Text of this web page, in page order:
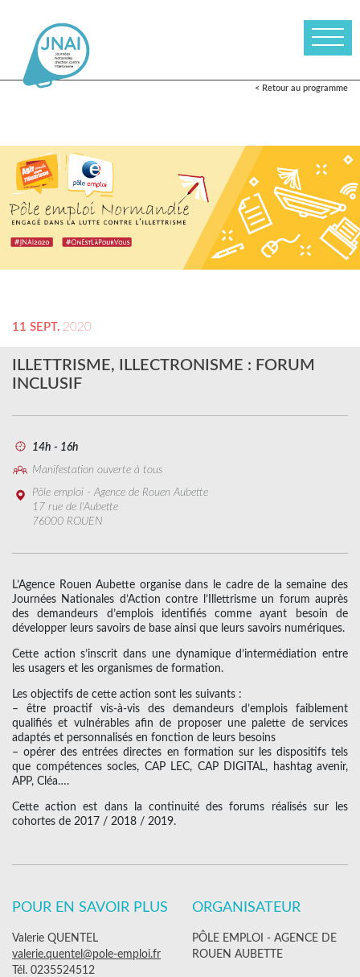
< Retour au programme
11 SEPT. 2020
ILLETTRISME, ILLECTRONISME : FORUM
INCLUSIF
14h - 16h
Manifestation ouverte à tous
Pôle emploi - Agence de Rouen Aubette
17 rue de l'Aubette
76000 ROUEN
L’Agence Rouen Aubette organise dans le cadre de la semaine des
Journées Nationales d’Action contre l’Illettrisme un forum auprès
des demandeurs d’emplois identifiés comme ayant besoin de
développer leurs savoirs de base ainsi que leurs savoirs numériques.
Cette action s’inscrit dans une dynamique d’intermédiation entre
les usagers et les organismes de formation.
Les objectifs de cette action sont les suivants :
– être proactif vis-à-vis des demandeurs d’emplois faiblement
qualifiés et vulnérables afin de proposer une palette de services
adaptés et personnalisés en fonction de leurs besoins
– opérer des entrées directes en formation sur les dispositifs tels
que compétences socles, CAP LEC, CAP DIGITAL, hashtag avenir,
APP, Cléa….
Cette action est dans la continuité des forums réalisés sur les
cohortes de 2017 / 2018 / 2019.
POUR EN SAVOIR PLUS
Valerie QUENTEL
valerie.quentel@pole-emploi.fr
Tél. 0235524512
ORGANISATEUR
PÔLE EMPLOI - AGENCE DE
ROUEN AUBETTE